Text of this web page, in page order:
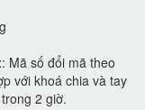
: Mã số đổi mã theo
với khoá chia và tay
2 giờ.